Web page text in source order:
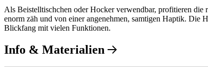
Als Beistelltischchen oder Hocker verwendbar, profitieren
enorm zäh und von einer angenehmen, samtigen Haptik. Die
Blickfang mit vielen Funktionen.
Info & Materialien